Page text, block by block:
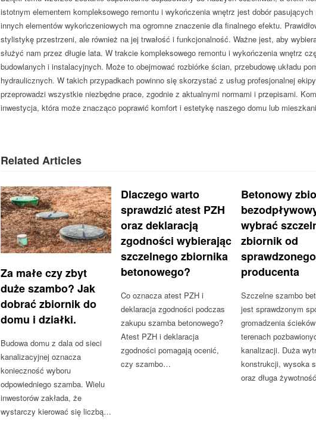
istotnym elementem kompleksowego remontu i wykończenia wnętrz jest dobór pasujących
innych elementów wykończeniowych ma ogromne znaczenie dla finalnego efektu.
stylistykę przestrzeni, ale również na jej trwałość i funkcjonalność. Ważne jest, aby
służyć nam przez długie lata. W trakcie kompleksowego remontu i wykończenia wnętrz
budowlanych i instalacyjnych. Może to obejmować rozbiórke ścian, przebudowę układu
hydraulicznych. W takich przypadkach powinno się skorzystać z usług profesjonalnej
przeprowadzi wszystkie niezbędne prace, zgodnie z aktualnymi normami i przepisami.
inwestycja, która może znacząco poprawić komfort i estetykę naszego domu lub
Related Articles
Za małe czy zbyt
duże szambo? Jak
dobrać zbiornik do
domu i działki.
Budowa domu z dala od sieci
kanalizacyjnej oznacza
konieczność wyboru
odpowiedniego szamba. Wielu
inwestorów zakłada, że
wystarczy kierować się liczbą…
Dlaczego warto
sprawdzić atest PZH
oraz deklaracją
zgodności wybierając
szczelnego zbiornika
betonowego?
Co oznacza atest PZH i
deklaracja zgodności podczas
zakupu szamba betonowego?
Atest PZH i deklaracja
zgodności pomagają ocenić,
czy szambo…
Betonowy
wybrać
zbiornik od
sprawdzonego
producenta
Szczelne szambo
jest sprawdzonym
gromadzenia
terenach
kanalizacji. Duża
konstrukcji, wysoka
oraz długa